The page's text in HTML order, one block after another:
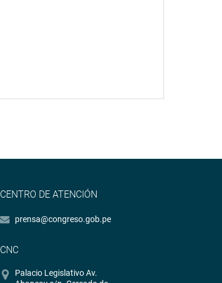
CENTRO DE ATENCIÓN
prensa@congreso.gob.pe
CNC
Palacio Legislativo Av.